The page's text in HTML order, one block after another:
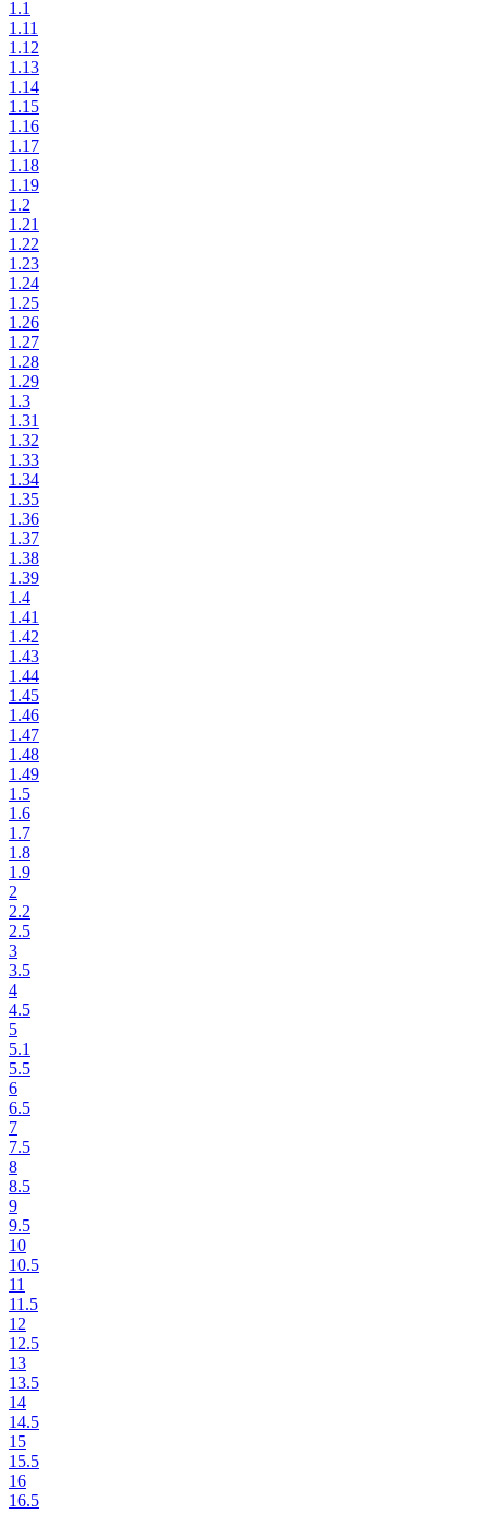
1.1
1.11
1.12
1.13
1.14
1.15
1.16
1.17
1.18
1.19
1.2
1.21
1.22
1.23
1.24
1.25
1.26
1.27
1.28
1.29
1.3
1.31
1.32
1.33
1.34
1.35
1.36
1.37
1.38
1.39
1.4
1.41
1.42
1.43
1.44
1.45
1.46
1.47
1.48
1.49
1.5
1.6
1.7
1.8
1.9
2
2.2
2.5
3
3.5
4
4.5
5
5.1
5.5
6
6.5
7
7.5
8
8.5
9
9.5
10
10.5
11
11.5
12
12.5
13
13.5
14
14.5
15
15.5
16
16.5